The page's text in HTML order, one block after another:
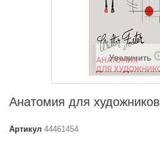
Увеличить
Анатомия для художников
Артикул 44461454